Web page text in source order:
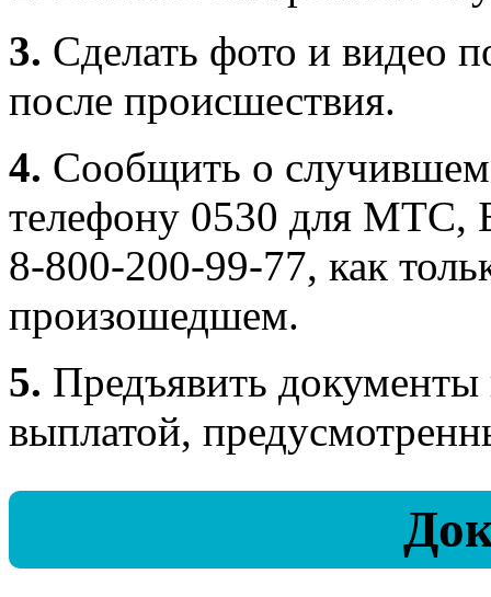
3. Сделать фото и видео
после происшествия.
4. Сообщить о
телефону 0530 для МТС,
8-800-200-99-77, как
произошедшем.
5. Предъявить
выплатой,